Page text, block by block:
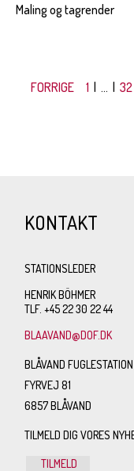
Maling og tagrender
FORRIGE 1 | ... | 32
KONTAKT
STATIONSLEDER
HENRIK BÖHMER
TLF. +45 22 30 22 44
BLAAVAND@DOF.DK
BLÅVAND FUGLESTATION
FYRVEJ 81
6857 BLÅVAND
TILMELD DIG VORES
TILMELD